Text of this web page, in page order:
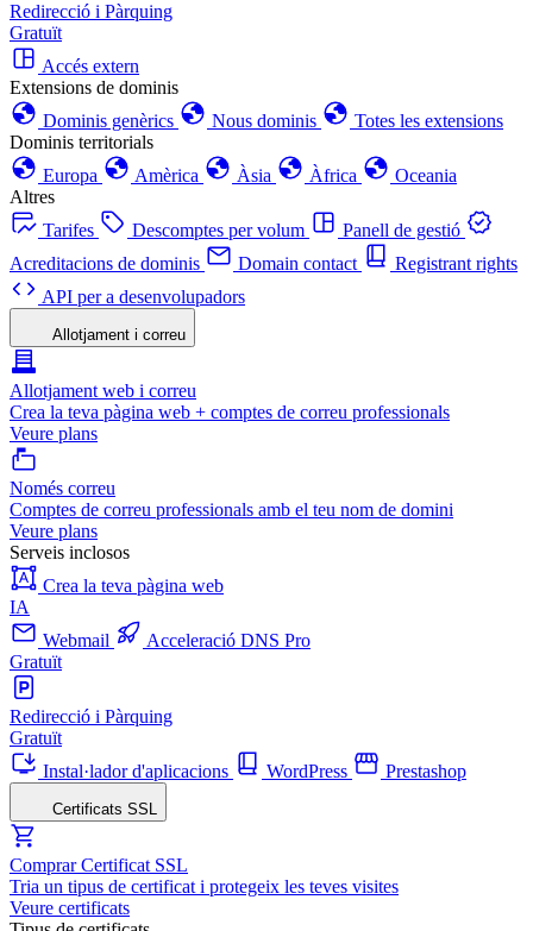
Redirecció i Pàrquing
Gratuït
Accés extern
Extensions de dominis
Dominis genèrics
Nous dominis
Totes les extensions
Dominis territorials
Europa
Amèrica Àsia Àfrica
Oceania
Altres
Tarifes
Descomptes per volum
Panell de gestió
Acreditacions de dominis
Domain contact
Registrant rights
API per a desenvolupadors
Allotjament i correu
Allotjament web i correu
Crea la teva pàgina web + comptes de correu professionals
Veure plans
Només correu
Comptes de correu professionals amb el teu nom de domini
Veure plans
Serveis inclosos
Crea la teva pàgina web
IA
Webmail
Acceleració DNS Pro
Gratuït
Redirecció i Pàrquing
Gratuït
Instal·lador d'aplicacions
WordPress Prestashop
Certificats SSL
Comprar Certificat SSL
Tria un tipus de certificat i protegeix les teves visites
Veure certificats